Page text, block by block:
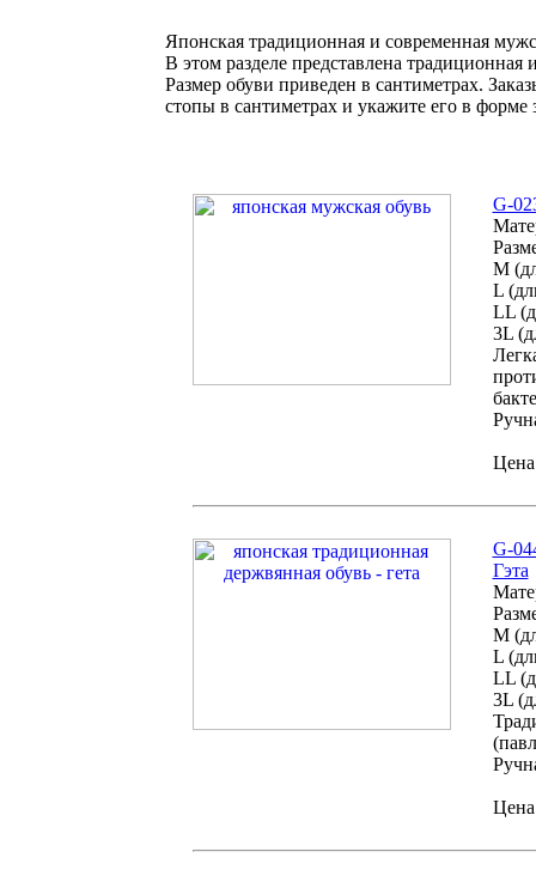
Японская традиционная и современная
В этом разделе представлена
Размер обуви приведен в сантиметрах.
стопы в сантиметрах и укажите его в форме
G-
M
L
LL
3L
G-
Гэта
M
L
LL
3L